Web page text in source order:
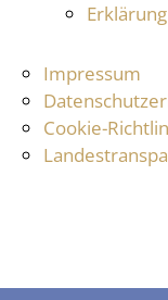
Impressum
Cookie-